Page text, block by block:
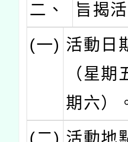
二、
旨揭
(一) 活動日
（星
期六）
(二) 活動地